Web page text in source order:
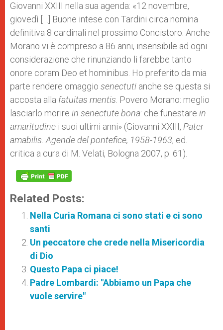
Giovanni XXIII nella sua agenda: «12 novembre,
giovedì […] Buone intese con Tardini circa nomina
definitiva 8 cardinali nel prossimo Concistoro. Anche
Morano vi è compreso a 86 anni, insensibile ad ogni
considerazione che rinunziando li farebbe tanto
onore coram Deo et hominibus. Ho preferito da mia
parte rendere omaggio senectuti anche se questa si
accosta alla fatuitas mentis . Povero Morano: meglio
lasciarlo morire in senectute bona: che funestare in
amaritudine i suoi ultimi anni» (Giovanni XXIII, Pater
amabilis. Agende del pontefice, 1958-1963, ed.
critica a cura di M. Velati, Bologna 2007, p. 61).
Related Posts:
Nella Curia Romana ci sono stati e ci sono
santi
Un peccatore che crede nella Misericordia
di Dio
Questo Papa ci piace!
Padre Lombardi: "Abbiamo un Papa che
vuole servire"